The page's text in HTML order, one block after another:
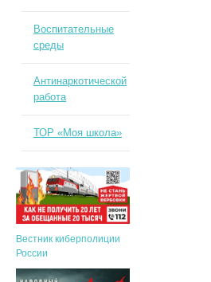
Воспитательные
среды
Антинаркотической
работа
ТОР «Моя школа»
Вестник киберполиции
России